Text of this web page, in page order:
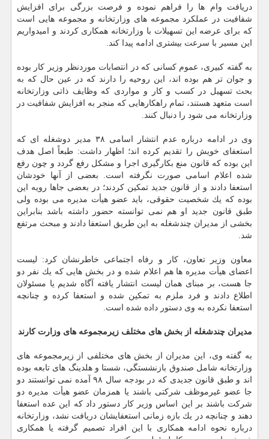
دریافت وام ها را فراهم نموده و فرصت بزرگی برای افزایش
شفافیت در عملكرد مجموعه های وزارتخانه و مجموعه هایی است
كه برای عرضه این تسهیلات با وزارتخانه همكاری كردند و امیدواریم
این مسیر با سرعت بیشتری ادامه پیدا كند.
به گفته كبیری، عموم كسانی كه در انتصابات موردنظر وزیر كار بوده
و جوان تر هم بوده اند، این روحیه را دارند كه در عین حال كه به
بحث تسهیل در كسب و كار و مواردی كه وظایف ذاتی وزارتخانه
است متعهد هستند، تمام راهكارهایی كه منجر به افزایش شفافیت در
وزارتخانه می شود را دنبال كنند.
وی در ادامه درباره عدم انتشار اسامی ۳۸ مدیر دوشغله ای كه
استعفای خویش را تقدیم كرده اند؛ اظهار داشت: طبعاً اصل هدف
این بوده كه قانون منع بكارگیری اجرا و مشكل رفع گردد و چون رفع
شده اعلام اسامی صورت نگرفته است. بعضی از آنها خودشان
استعفا دادند و از قانون جدید تمكین كردند؛ در بعضی جاها رویه این
بوده كه یك شخصیت حقوقی، باید عضو هیأت مدیره می بوده ولی
طبق قانون جدید او هم نمی توانسته حضور داشته باشد بنابراین
بخشی از مدیران چندشغله به این طریق استعفا دادند و مبحث مرتفع
شد.
معاون وزیر تعاون، كار و رفاه اجتماعی خاطرنشان كرد: لیست
اعضای هیأت مدیره ها هم اعلام شده و در بخش هایی كه یك نفر دو
جا هست، بر مبنای همان لیست انتشار یافته آگاه شدیم یا مسئولان
اطلاع دادند و فرد ملزم به تمكین شده و استعفا كرده و چنانچه
استعفا نكرده به وی دستور داده شده است.
مدیران چندشغله از بخش های مختلف زیرمجموعه های وزارت كارند
به گفته وی، این مدیران از بخش های مختلفی از زیرمجموعه های
وزارتخانه شامل صندوق بازنشستگی، شستا و هلدینگ های تابعه بوده
اند و طبق قانون جدیدی كه در بودجه سال ۹۸ آمده نمی توانستند دو
جا عضو غیرموظف شركتی باشند یا همزمان عضو هیأت مدیره دو
شركت باشند بر این اساس وزیر كار دستور داد كه این عده استعفا
دهند و چنانچه در یك بازه زمانی استعفایشان دریافت نشد، وزارتخانه
درباره نحوه ادامه همكاری با این افراد تصمیم گرفته یا همكاری